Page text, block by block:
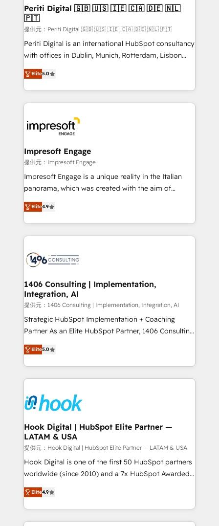
products and strategies that actually make a
difference.
Periti Digital 🇬🇧 🇺🇸 🇮🇪 🇨🇦 🇩🇪 🇳🇱
🇵🇹
提供元：Periti Digital 🇬🇧 🇺🇸 🇮🇪 🇨🇦 🇩🇪 🇳🇱 🇵🇹
Periti Digital is an international HubSpot consultancy
with offices in Dublin, Munich, Rotterdam, Lisbon
and New York. 🔎 We are focused on enhancing
revenue-generation strategies for clients through
complete integration of core business processes
and systems (such as ERP and e-commerce
results. 🎯 We present a solution-centric approach
and we're focused on HubSpot. We work with some
of HubSpot's most important customers to generate
value from the platform in the long term. 🤖 We have
worked 400+ HubSpot customers across industries
but specialise in the more complex projects where
represent key aspects of the project's success.
Elite5.0
Impresoft Engage
提供元：Impresoft Engage
Impresoft Engage is a unique reality in the Italian
panorama, which was created with the aim of
putting Customer Experience at the center by
creating digital environments capable of integrating
people, processes and data. We offer the best
digital solutions on the market, ranging from CRM
marketing automation to online and offline sales
allowing companies to optimize processes and meet
the needs of the customer. We are part of Impresoft
Group, a group of specialized and complementary
companies that divide their offer into 4
Competence Centers: Smart Manufacturing,
The synergies generated by these integrations,
together with the combination of talents, skills,
to accompany companies on their digital
transformation journey.
Elite4.9
1406 Consulting | Implementation,
Integration, AI
提供元：1406 Consulting | Implementation, Integration, AI
Strategic HubSpot Implementation + Coaching
Partner As an Elite HubSpot Partner, 1406 Consulting
helps mid-market revenue teams transform how
they sell, market, and serve. We don't just build your
HubSpot—we teach your team to own it, then stay
to help you keep winning. What We Do ⚙️ CRM
Data & Content 📈 Sales & Marketing Alignment +
Revenue Team Enablement 🤖 Breeze AI & Custom
Agent Creation 🔄 Custom Integrations & Data
Migration Why 1406 We become part of your team.
Your team learns while we build. We fix what others
broke. Built for mid-market reality—practical
solutions that work with your actual headcount and
HubSpot partners 🔄 Top 5% globally in client
retention 📅 8+ years of consistent results since 2017
Elite5.0
Hook Digital | HubSpot Elite Partner —
LATAM & USA
提供元：Hook Digital | HubSpot Elite Partner — LATAM & USA
Hook Digital is one of the first 50 HubSpot partners
worldwide (since 2010) and a 7x HubSpot Awarded
Elite Partner. With 500+ projects across the U.S.,
Brazil, and LATAM, we combine global expertise with
regional experience. Today, we are Brazil’s largest
HubSpot Elite Partner—trusted by companies across
Elite4.9